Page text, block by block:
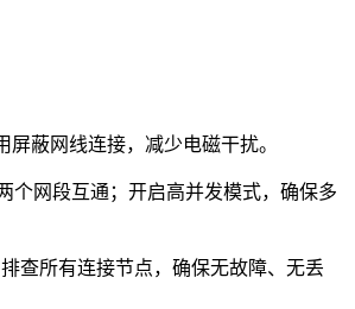
蔽网线连接，减少电磁干扰。
个网段互通；开启高并发模式，确保多
查所有连接节点，确保无故障、无丢